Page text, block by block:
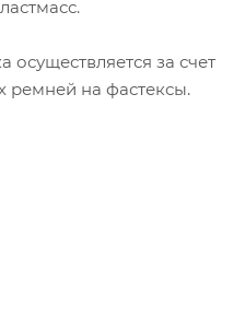
осуществляется за счет
ремней на фастексы.